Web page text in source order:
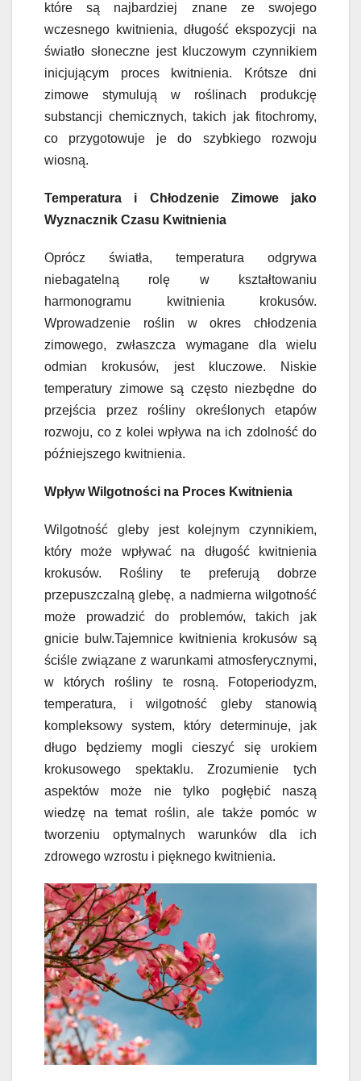
które są najbardziej znane ze swojego
wczesnego kwitnienia, długość ekspozycji na
światło słoneczne jest kluczowym czynnikiem
inicjującym proces kwitnienia. Krótsze dni
zimowe stymulują w roślinach produkcję
substancji chemicznych, takich jak fitochromy,
co przygotowuje je do szybkiego rozwoju
wiosną.
Temperatura i Chłodzenie Zimowe jako
Wyznacznik Czasu Kwitnienia
Oprócz światła, temperatura odgrywa
niebagatelną rolę w kształtowaniu
harmonogramu kwitnienia krokusów.
Wprowadzenie roślin w okres chłodzenia
zimowego, zwłaszcza wymagane dla wielu
odmian krokusów, jest kluczowe. Niskie
temperatury zimowe są często niezbędne do
przejścia przez rośliny określonych etapów
rozwoju, co z kolei wpływa na ich zdolność do
późniejszego kwitnienia.
Wpływ Wilgotności na Proces Kwitnienia
Wilgotność gleby jest kolejnym czynnikiem,
który może wpływać na długość kwitnienia
krokusów. Rośliny te preferują dobrze
przepuszczalną glebę, a nadmierna wilgotność
może prowadzić do problemów, takich jak
gnicie bulw.Tajemnice kwitnienia krokusów są
ściśle związane z warunkami atmosferycznymi,
w których rośliny te rosną. Fotoperiodyzm,
temperatura, i wilgotność gleby stanowią
kompleksowy system, który determinuje, jak
długo będziemy mogli cieszyć się urokiem
krokusowego spektaklu. Zrozumienie tych
aspektów może nie tylko pogłębić naszą
wiedzę na temat roślin, ale także pomóc w
tworzeniu optymalnych warunków dla ich
zdrowego wzrostu i pięknego kwitnienia.